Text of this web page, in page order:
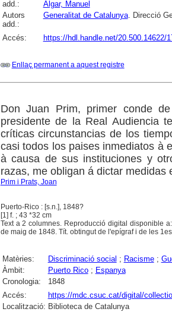
add.:
Algar, Manuel
Autors
add.:
Generalitat de Catalunya. Direcció
Accés: https://hdl.handle.net/20.500.14622/
Enllaç permanent a aquest registre
Don Juan Prim, primer conde
presidente de la Real Audiencia
críticas circunstancias de los
casi todos los paises inmediatos à
à causa de sus instituciones y
razas, me obligan á dictar medidas
Prim i Prats, Joan
Puerto-Rico : [s.n.], 1848?
[1] f. ; 43 *32 cm
Text a 2 columnes. Reproducció digital disponible
de maig de 1848. Tít. obtingut de l'epígraf i de les
Matèries: Discriminació social ; Racisme;
Àmbit:
Puerto Rico; Espanya
Cronologia:
1848
Accés:
https://mdc.csuc.cat/digital/
Localització: Biblioteca de Catalunya